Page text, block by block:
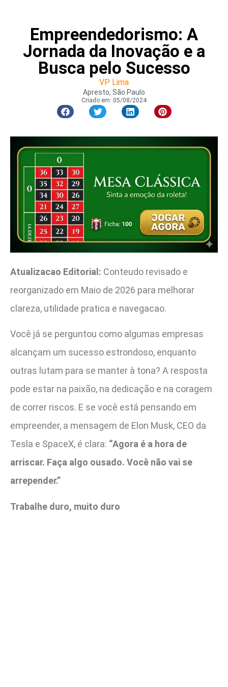
Empreendedorismo: A
Jornada da Inovação e a
Busca pelo Sucesso
VP Lima
Apresto, São Paulo
Criado em: 05/08/2024
Atualizacao Editorial: Conteudo revisado e
reorganizado em Maio de 2026 para melhorar
clareza, utilidade pratica e navegacao.
Você já se perguntou como algumas empresas
alcançam um sucesso estrondoso, enquanto
outras lutam para se manter à tona? A resposta
pode estar na paixão, na dedicação e na coragem
de correr riscos. E se você está pensando em
empreender, a mensagem de Elon Musk, CEO da
Tesla e SpaceX, é clara: “Agora é a hora de
arriscar. Faça algo ousado. Você não vai se
arrepender.”
Trabalhe duro, muito duro